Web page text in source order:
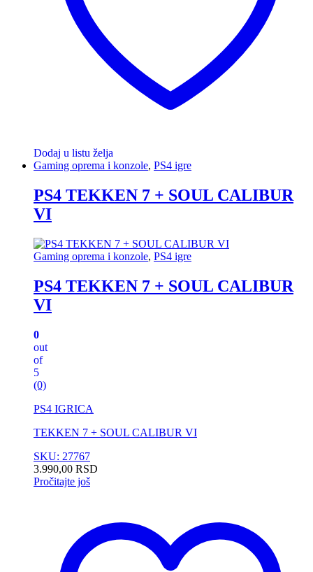
Dodaj u listu želja
Gaming oprema i konzole, PS4 igre
PS4 TEKKEN 7 + SOUL CALIBUR
VI
Gaming oprema i konzole, PS4 igre
PS4 TEKKEN 7 + SOUL CALIBUR
VI
0
out
of
5
(0)
PS4 IGRICA
TEKKEN 7 + SOUL CALIBUR VI
SKU: 27767
3.990,00 RSD
Pročitajte još